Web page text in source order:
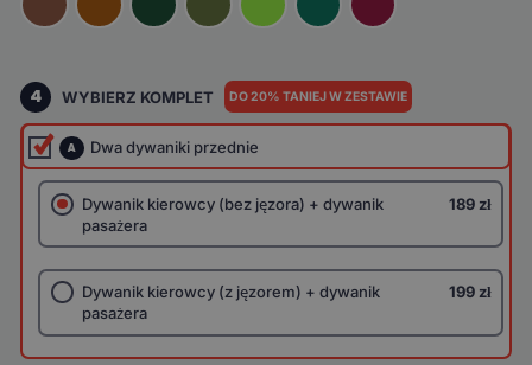
4 WYBIERZ KOMPLET DO 20% TANIEJ W ZESTAWIE
A Dwa dywaniki przednie
Dywanik kierowcy (bez jęzora) + dywanik
pasażera
189 zł
Dywanik kierowcy (z jęzorem) + dywanik
pasażera
199 zł